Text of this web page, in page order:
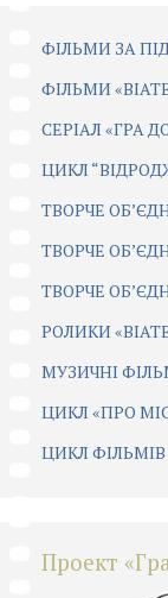
ФІЛЬМИ ЗА
ФІЛЬМИ
СЕРІАЛ «ГРА
ЦИКЛ
ТВОРЧЕ
ТВОРЧЕ
ТВОРЧЕ
РОЛИКИ
МУЗИЧНІ
ЦИКЛ «ПРО
ЦИКЛ
Проект